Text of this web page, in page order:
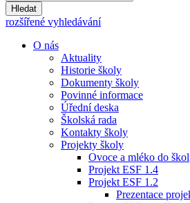
Hledat
rozšířené vyhledávání
O nás
Aktuality
Historie školy
Dokumenty školy
Povinné informace
Úřední deska
Školská rada
Kontakty školy
Projekty školy
Ovoce a mléko do škol
Projekt ESF 1.4
Projekt ESF 1.2
Prezentace